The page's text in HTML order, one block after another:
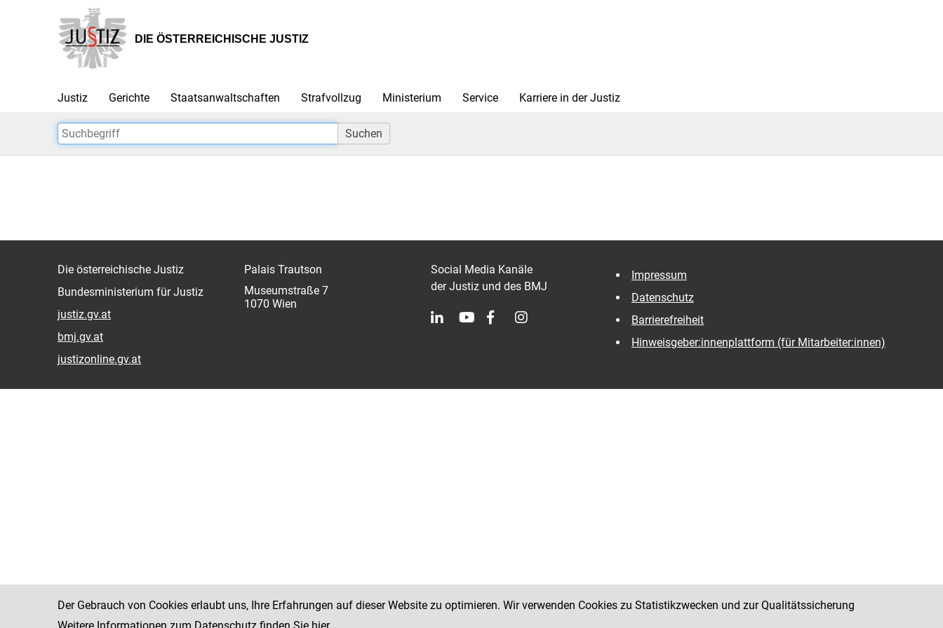
Hauptnavigation
[1]
Inhalt
[2]
DIE ÖSTERREICHISCHE JUSTIZ
Justiz Gerichte Staatsanwaltschaften Strafvollzug Ministerium Service Karriere in der Justiz
Suchen
Die österreichische Justiz
Bundesministerium für Justiz
justiz.gv.at
bmj.gv.at
justizonline.gv.at
Palais Trautson
Museumstraße 7
1070 Wien
Social Media Kanäle
der Justiz und des BMJ
Impressum
Datenschutz
Barrierefreiheit
Hinweisgeber:innenplattform (für Mitarbeiter:innen)
Der Gebrauch von Cookies erlaubt uns, Ihre Erfahrungen auf dieser Website zu optimieren. Wir verwenden Cookies zu Statistikzwecken und zur Qualitätssicherung